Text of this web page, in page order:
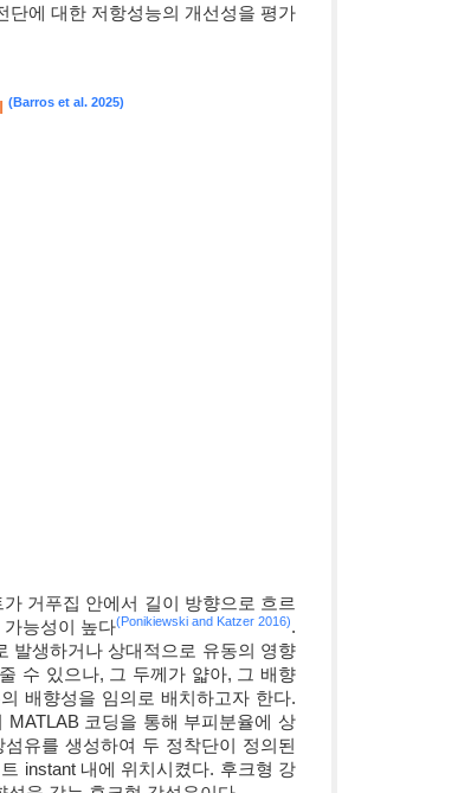
단에 대한 저항성능의 개선성을 평가
(Barros et al. 2025)
거푸집 안에서 길이 방향으로 흐르
능성이 높다(Ponikiewski and Katzer 2016).
발생하거나 상대적으로 유동의 영향
수 있으나, 그 두께가 얇아, 그 배향
배향성을 임의로 배치하고자 한다.
MATLAB 코딩을 통해 부피분율에 상
유를 생성하여 두 정착단이 정의된
instant 내에 위치시켰다. 후크형 강